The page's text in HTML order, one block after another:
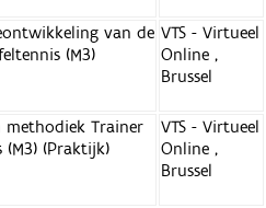
van de
(M3)
VTS - Virtueel
Online ,
Brussel
methodiek Trainer
(M3) (Praktijk)
VTS - Virtueel
Online ,
Brussel